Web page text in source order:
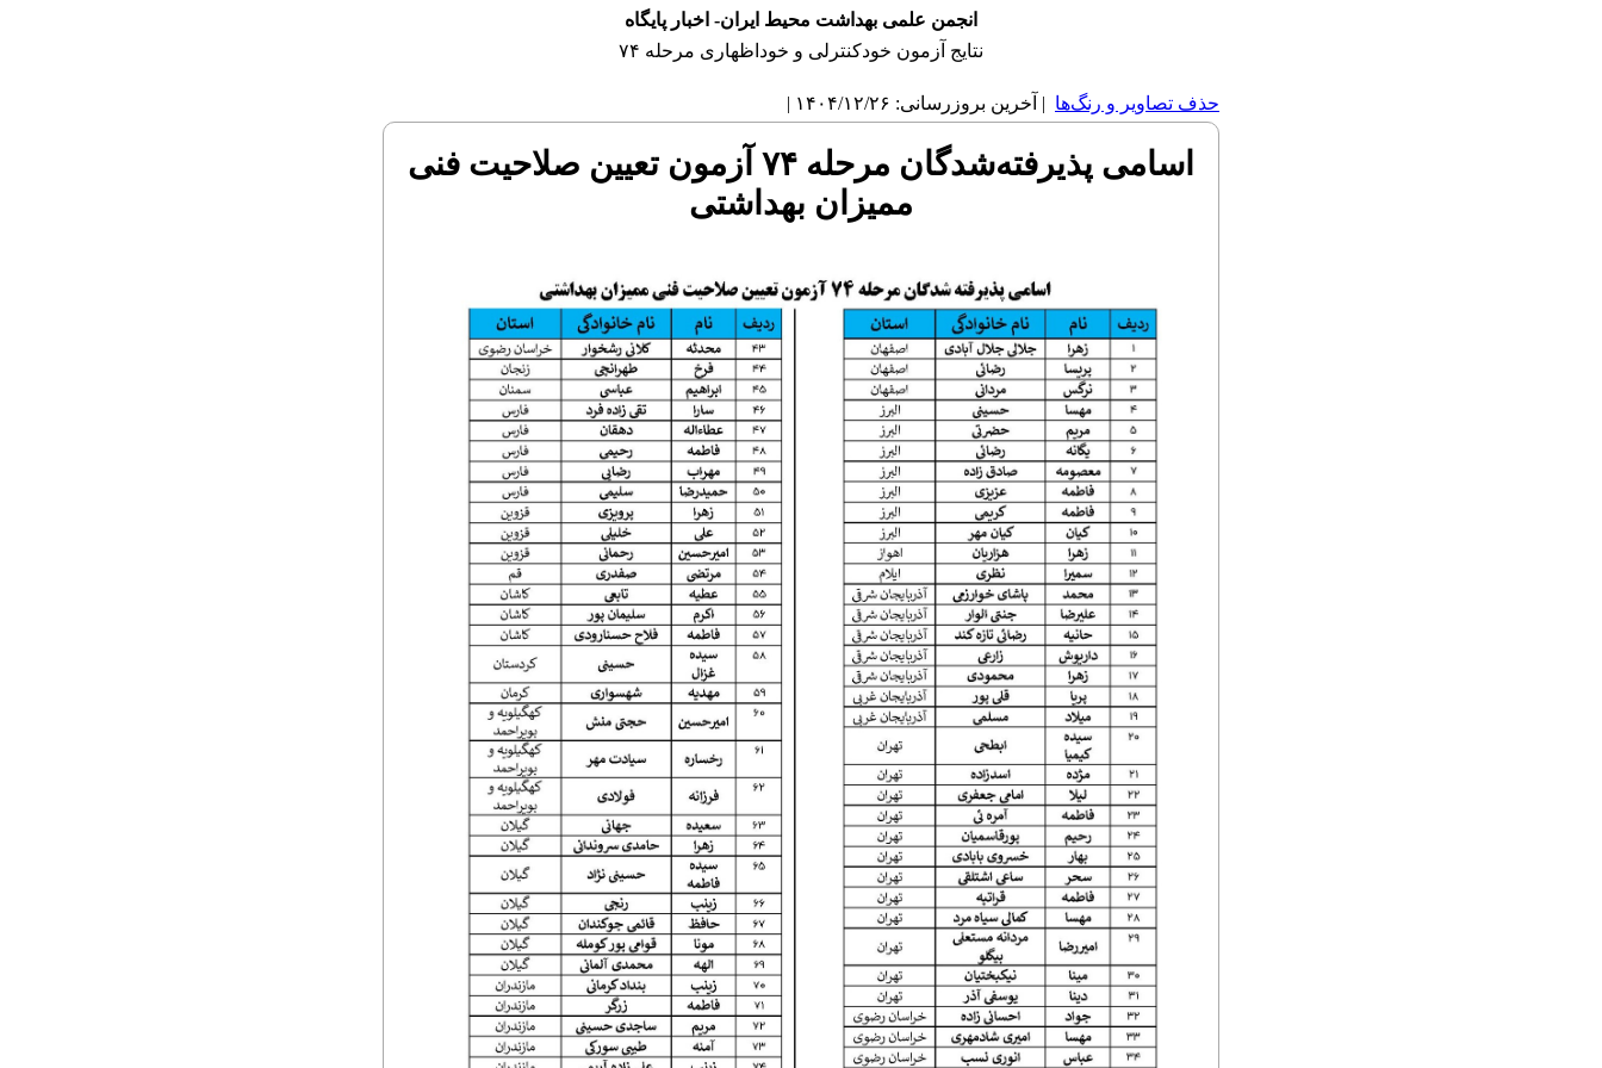
انجمن علمی بهداشت محیط ایران- اخبار پایگاه
نتایج آزمون خودکنترلی و خوداظهاری مرحله ۷۴
حذف تصاویر و رنگ‌ها | آخرین بروزرسانی: ۱۴۰۴/۱۲/۲۶ |
اسامی پذیرفته‌شدگان مرحله ۷۴ آزمون تعیین صلاحیت فنی
ممیزان بهداشتی